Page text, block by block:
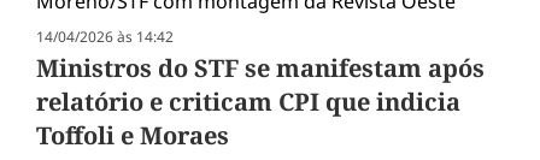
14/04/2026 às 14:42
Ministros do STF se manifestam após
relatório e criticam CPI que indicia
Toffoli e Moraes